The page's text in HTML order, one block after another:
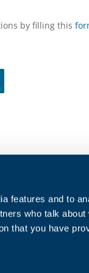
features and to
who talk about
that you have
by filling this